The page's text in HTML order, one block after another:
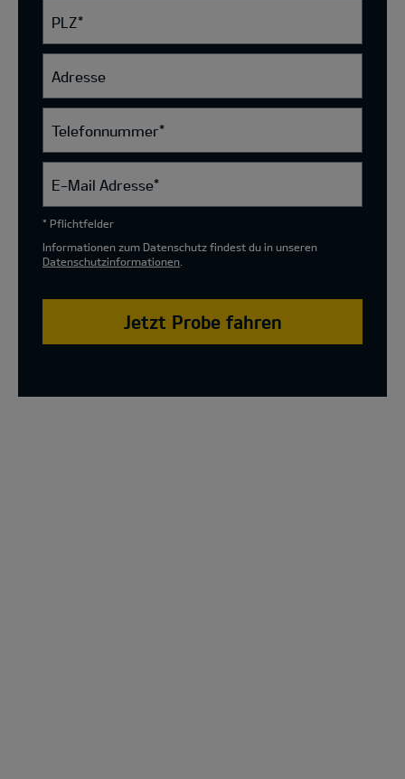
PLZ*
Adresse
Telefonnummer*
E-Mail Adresse*
* Pflichtfelder
Informationen zum Datenschutz findest du in unseren
Datenschutzinformationen
Jetzt Probe fahren